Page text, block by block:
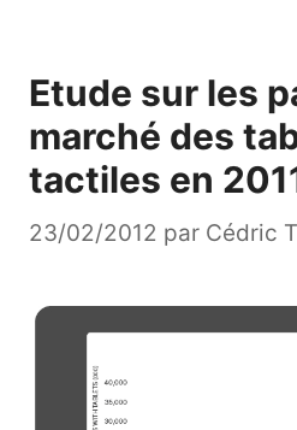
Etude sur les
marché des
tactiles en
23/02/2012 par Cédric